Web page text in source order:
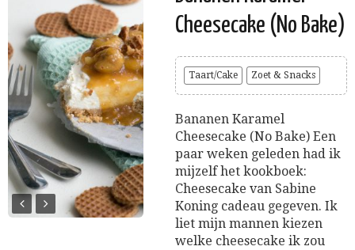
Cheesecake (No Bake)
Taart/Cake Zoet & Snacks
Bananen Karamel
Cheesecake (No Bake) Een
paar weken geleden had ik
mijzelf het kookboek:
Cheesecake van Sabine
Koning cadeau gegeven. Ik
liet mijn mannen kiezen
welke cheesecake ik zou